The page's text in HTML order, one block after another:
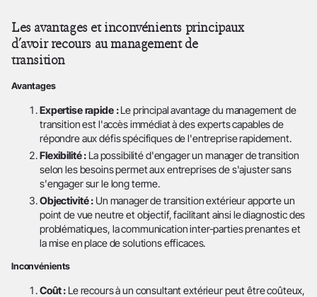
Les avantages et inconvénients principaux
d’avoir recours au management de
transition
Avantages
Expertise rapide :Le principal avantage du management de
transition est l'accès immédiat à des experts capables de
répondre aux défis spécifiques de l'entreprise rapidement.
Flexibilité : La possibilité d'engager un manager de transition
selon les besoins permet aux entreprises de s'ajuster sans
s'engager sur le long terme.
Objectivité : Un manager de transition extérieur apporte un
point de vue neutre et objectif, facilitant ainsi le diagnostic des
problématiques, la communication inter-parties prenantes et
la mise en place de solutions efficaces.
Inconvénients
Coût : Le recours à un consultant extérieur peut être coûteux,